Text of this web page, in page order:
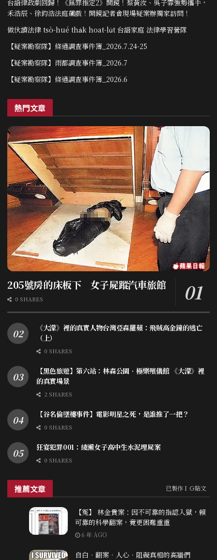
台語律政劇回歸！《無罪推定2》開鏡！蔡黃汝、吳子霏強勢攜手，
禾浩辰、徐鈞浩法庭飆戲！開鏡記者會現場疑案辦獨家訪問！
做伙讀法律 tsò-hué tha̍k hoat-lu̍t 台語家庭 法律學習營隊
【疑案勘察隊】條通調查事件簿_2026.7.24-25
【疑案勘察隊】雨都調查事件簿_2026.7
【疑案勘察隊】條通調查事件簿_2026.6
熱門文章
205號房的床板下 女子屍蹤汽車旅館
0 SHARES
《大濛》裡的真實人物台灣亞森羅蘋：飛賊高金鐘的逃亡
（上）
0 SHARES
【黑色旅遊】第六站：林森公園．極樂殯儀館 《大濛》裡
的真實場景
2 SHARES
【谷名倫墜樓事件】電影明星之死，是誰推了一把？
0 SHARES
狂宴犯罪001：綾瀨女子高中生水泥埋屍案
0 SHARES
推薦文章 已製作ＩＧ貼文
【冤】 林金貴案：因不可靠的指認入獄，賴
可靠的科學翻案，竟更困難重重
6 年 AGO
自白‧翻案‧人心‧阻礙真相的高牆們